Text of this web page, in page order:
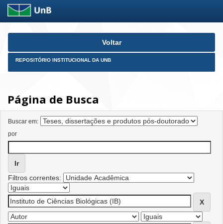
Skip
Voltar
REPOSITÓRIO INSTITUCIONAL DA UNB
Página de Busca
Buscar em:
por
Filtros correntes: